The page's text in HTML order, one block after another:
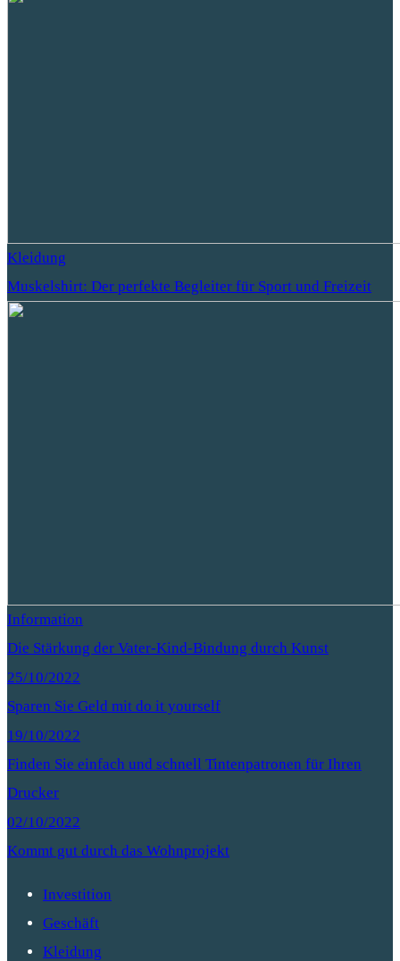
Kleidung
Muskelshirt: Der perfekte Begleiter für Sport und Freizeit
Information
Die Stärkung der Vater-Kind-Bindung durch Kunst
25/10/2022
Sparen Sie Geld mit do it yourself
19/10/2022
Finden Sie einfach und schnell Tintenpatronen für Ihren
Drucker
02/10/2022
Kommt gut durch das Wohnprojekt
Investition
Geschäft
Kleidung